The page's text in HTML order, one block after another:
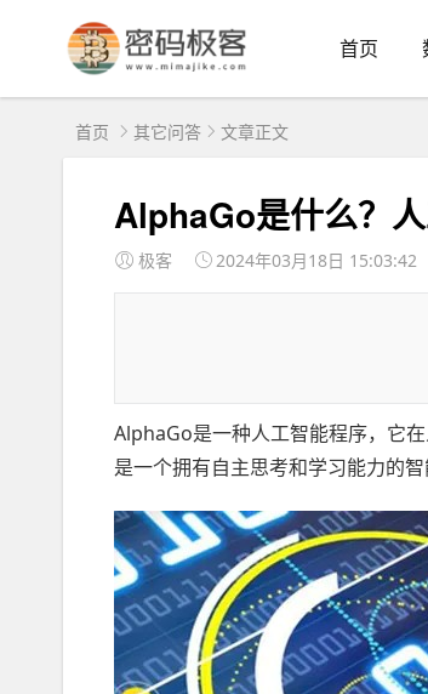
首页
首页 其它问答 文章正文
AlphaGo是什么？
极客 2024年03月18日 15:03:42
AlphaGo是一种人工智能程序，它
是一个拥有自主思考和学习能力的智